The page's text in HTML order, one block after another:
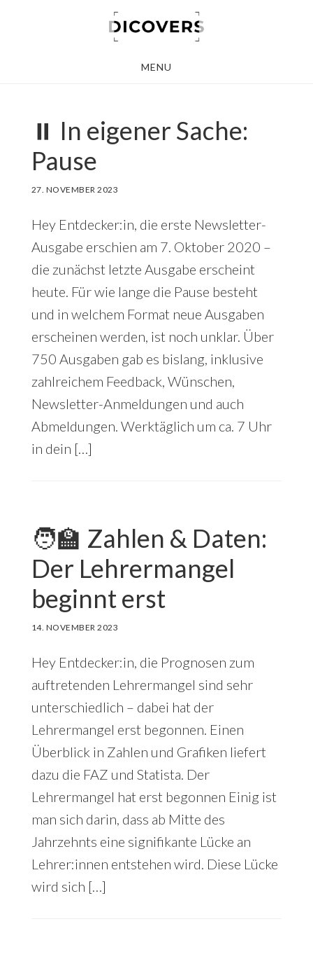
MENU
⏸️ In eigener Sache:
Pause
27. NOVEMBER 2023
Hey Entdecker:in, die erste Newsletter-
Ausgabe erschien am 7. Oktober 2020 –
die zunächst letzte Ausgabe erscheint
heute. Für wie lange die Pause besteht
und in welchem Format neue Ausgaben
erscheinen werden, ist noch unklar. Über
750 Ausgaben gab es bislang, inklusive
zahlreichem Feedback, Wünschen,
Newsletter-Anmeldungen und auch
Abmeldungen. Werktäglich um ca. 7 Uhr
in dein […]
🧑‍🏫 Zahlen & Daten:
Der Lehrermangel
beginnt erst
14. NOVEMBER 2023
Hey Entdecker:in, die Prognosen zum
auftretenden Lehrermangel sind sehr
unterschiedlich – dabei hat der
Lehrermangel erst begonnen. Einen
Überblick in Zahlen und Grafiken liefert
dazu die FAZ und Statista. Der
Lehrermangel hat erst begonnen Einig ist
man sich darin, dass ab Mitte des
Jahrzehnts eine signifikante Lücke an
Lehrer:innen entstehen wird. Diese Lücke
wird sich […]